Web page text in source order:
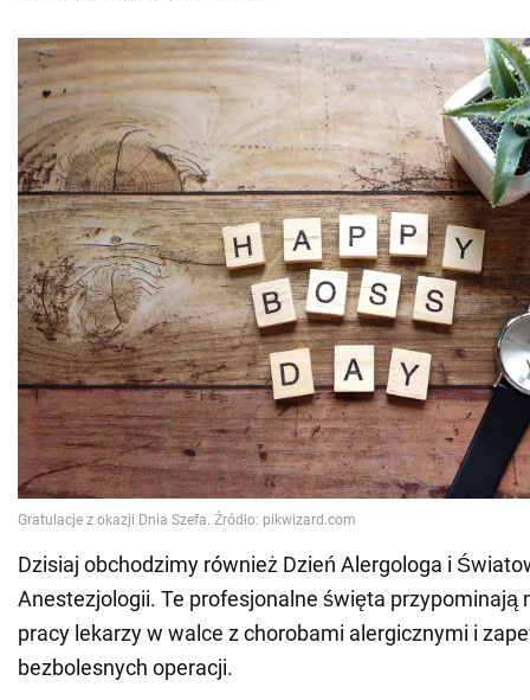
Dzisiaj obchodzimy również Dzień Alergologa i
Anestezjologii. Te profesjonalne święta przypominają
pracy lekarzy w walce z chorobami alergicznymi i
bezbolesnych operacji.